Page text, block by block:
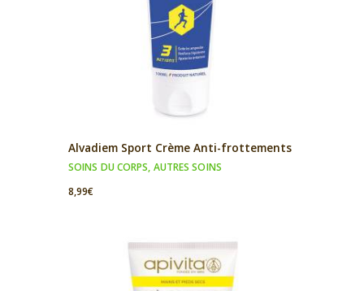
Alvadiem Sport Crème Anti-frottements
SOINS DU CORPS, AUTRES SOINS
8,99€